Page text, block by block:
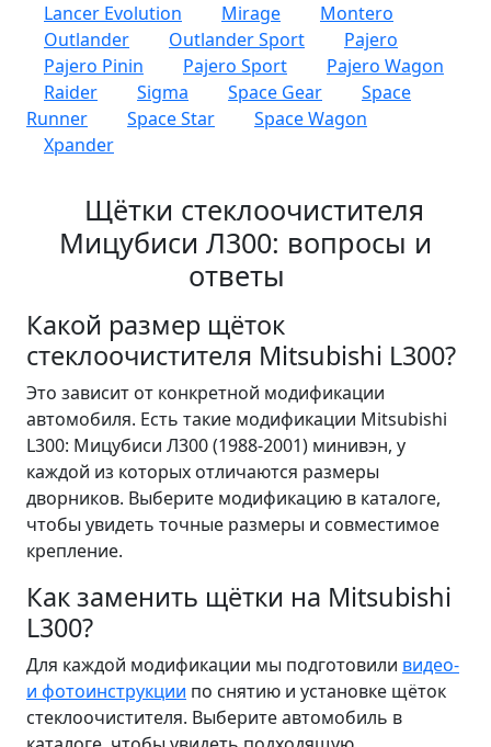
Lancer Evolution
Mirage
Montero
Outlander
Outlander Sport
Pajero
Pajero Pinin
Pajero Sport
Pajero Wagon
Raider
Sigma Space Gear
Space
Runner
Space Star
Space Wagon
Xpander
Щётки стеклоочистителя
Мицубиси Л300: вопросы и
ответы
Какой размер щёток
стеклоочистителя Mitsubishi L300?
Это зависит от конкретной модификации
автомобиля. Есть такие модификации Mitsubishi
L300: Мицубиси Л300 (1988-2001) минивэн, у
каждой из которых отличаются размеры
дворников. Выберите модификацию в каталоге,
чтобы увидеть точные размеры и совместимое
крепление.
Как заменить щётки на Mitsubishi
L300?
Для каждой модификации мы подготовили видео-
и фотоинструкции по снятию и установке щёток
стеклоочистителя. Выберите автомобиль в